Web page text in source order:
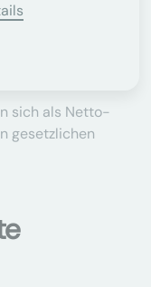
sich als Netto-
gesetzlichen